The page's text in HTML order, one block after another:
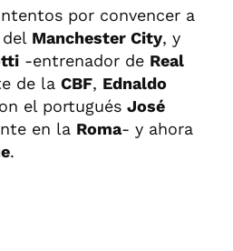
por convencer a
Manchester City, y
-entrenador de Real
de la CBF, Ednaldo
el portugués José
en la Roma- y ahora
.